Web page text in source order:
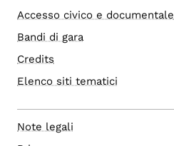
Accesso civico e documentale
Bandi di gara
Credits
Elenco siti tematici
Note legali